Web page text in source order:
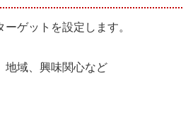
ゲットを設定します。
地域、興味関心など